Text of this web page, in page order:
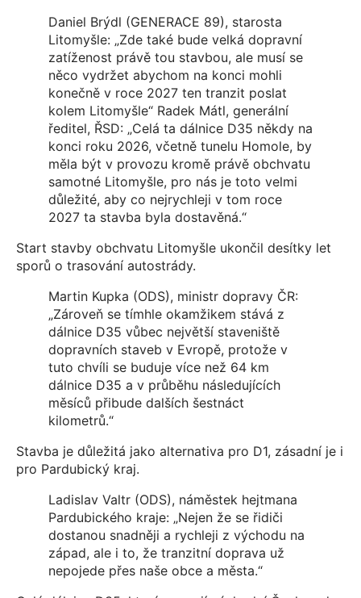
Daniel Brýdl (GENERACE 89), starosta
Litomyšle: „Zde také bude velká dopravní
zatíženost právě tou stavbou, ale musí se
něco vydržet abychom na konci mohli
konečně v roce 2027 ten tranzit poslat
kolem Litomyšle“ Radek Mátl, generální
ředitel, ŘSD: „Celá ta dálnice D35 někdy na
konci roku 2026, včetně tunelu Homole, by
měla být v provozu kromě právě obchvatu
samotné Litomyšle, pro nás je toto velmi
důležité, aby co nejrychleji v tom roce
2027 ta stavba byla dostavěná.“
Start stavby obchvatu Litomyšle ukončil desítky let
sporů o trasování autostrády.
Martin Kupka (ODS), ministr dopravy ČR:
„Zároveň se tímhle okamžikem stává z
dálnice D35 vůbec největší staveniště
dopravních staveb v Evropě, protože v
tuto chvíli se buduje více než 64 km
dálnice D35 a v průběhu následujících
měsíců přibude dalších šestnáct
kilometrů.“
Stavba je důležitá jako alternativa pro D1, zásadní je i
pro Pardubický kraj.
Ladislav Valtr (ODS), náměstek hejtmana
Pardubického kraje: „Nejen že se řidiči
dostanou snadněji a rychleji z východu na
západ, ale i to, že tranzitní doprava už
nepojede přes naše obce a města.“